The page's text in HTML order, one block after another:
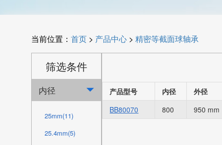
当前位置：首页 > 产品中心 >精密等截面球轴承
筛选条件
内径 
25mm(11)
25.4mm(5)
产品型号 内径
外径
BB80070
800 950 mm